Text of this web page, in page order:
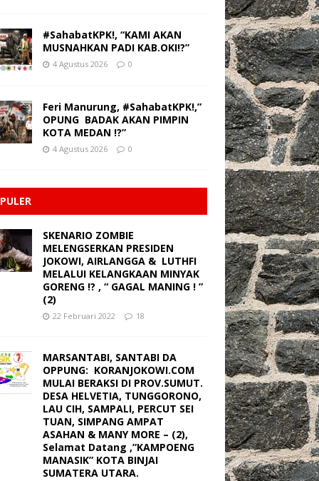
#SahabatKPK!, “KAMI AKAN
MUSNAHKAN PADI KAB.OKI!?”
4 Agustus 2026 0
Feri Manurung, #SahabatKPK!,”
OPUNG BADAK AKAN PIMPIN
KOTA MEDAN !?”
4 Agustus 2026 0
SKENARIO ZOMBIE
MELENGSERKAN PRESIDEN
JOKOWI, AIRLANGGA & LUTHFI
MELALUI KELANGKAAN MINYAK
GORENG !? , “ GAGAL MANING ! ”
(2)
22 Februari 2022 18
MARSANTABI, SANTABI DA
OPPUNG: KORANJOKOWI.COM
MULAI BERAKSI DI PROV.SUMUT.
DESA HELVETIA, TUNGGORONO,
LAU CIH, SAMPALI, PERCUT SEI
TUAN, SIMPANG AMPAT
ASAHAN & MANY MORE – (2),
Selamat Datang ,”KAMPOENG
MANASIK” KOTA BINJAI
SUMATERA UTARA.